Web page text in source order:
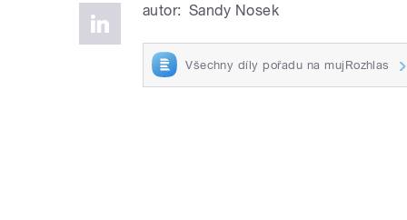
autor: Sandy Nosek
Všechny díly pořadu na mujRozhlas